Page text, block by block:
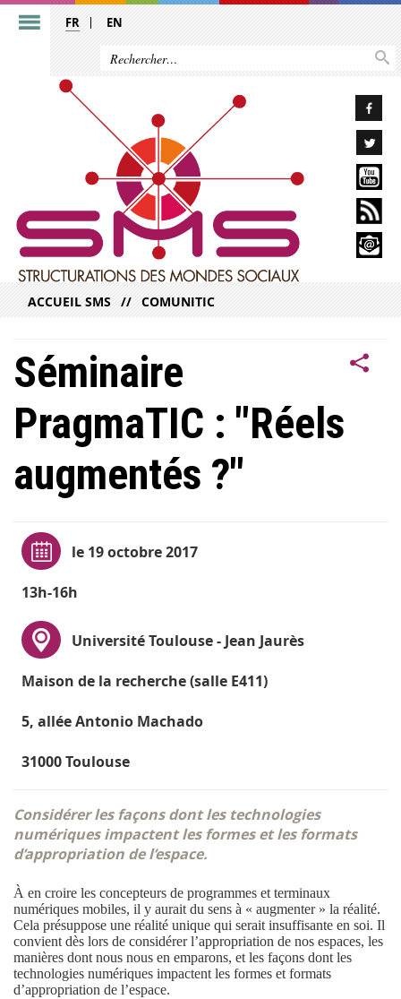
FR EN
ACCUEIL SMS COMUNITIC
Séminaire
PragmaTIC : "Réels
augmentés ?"
le 19 octobre 2017
13h-16h
Université Toulouse - Jean Jaurès
Maison de la recherche (salle E411)
5, allée Antonio Machado
31000 Toulouse
Considérer les façons dont les technologies
numériques impactent les formes et les formats
d’appropriation de l’espace.
À en croire les concepteurs de programmes et terminaux
numériques mobiles, il y aurait du sens à « augmenter » la réalité.
Cela présuppose une réalité unique qui serait insuffisante en soi. Il
convient dès lors de considérer l’appropriation de nos espaces, les
manières dont nous nous en emparons, et les façons dont les
technologies numériques impactent les formes et formats
d’appropriation de l’espace.